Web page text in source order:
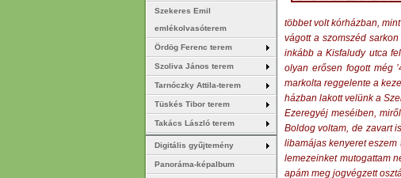
többet volt kórházban,
vágott a szomszéd
inkább a Kisfaludy utca
olyan erősen fogott még
markolta reggelente a
házban lakott velünk a
Ezeregyéj meséiben,
Boldog voltam, de zavart
libamájas kenyeret
lemezeinket mutogattam
apám meg jogvégzett
Szekeres Emil
emlékolvasóterem
Ördög Ferenc terem
Szoliva János terem
Tarnóczky Attila-terem
Tüskés Tibor terem
Takács László terem
Digitális gyűjtemény
Panoráma-képalbum